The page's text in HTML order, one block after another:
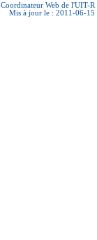
Coordinateur Web de l'UIT-R
Mis à jour le : 2011-06-15